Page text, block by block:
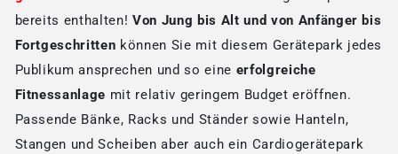
bereits enthalten!Von Jung bis Alt und von Anfänger bis
Fortgeschritten können Sie mit diesem Gerätepark jedes
Publikum ansprechen und so eine erfolgreiche
Fitnessanlage mit relativ geringem Budget eröffnen.
Passende Bänke, Racks und Ständer sowie Hanteln,
Stangen und Scheiben aber auch ein Cardiogerätepark